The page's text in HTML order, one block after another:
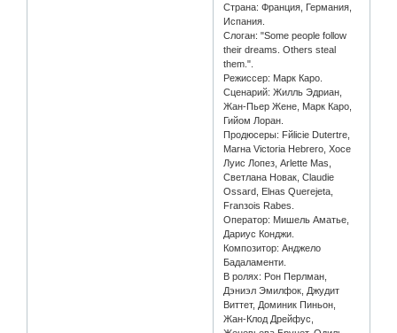
Страна: Франция, Германия,
Испания.
Слоган: "Some people follow
their dreams. Others steal
them.".
Режиссер: Марк Каро.
Сценарий: Жилль Эдриан,
Жан-Пьер Жене, Марк Каро,
Гийом Лоран.
Продюсеры: Fйlicie Dutertre,
Marнa Victoria Hebrero, Хосе
Луис Лопез, Arlette Mas,
Светлана Новак, Claudie
Ossard, Elнas Querejeta,
Franзois Rabes.
Оператор: Мишель Аматье,
Дариус Конджи.
Композитор: Анджело
Бадаламенти.
В ролях: Рон Перлман,
Дэниэл Эмилфок, Джудит
Виттет, Доминик Пиньон,
Жан-Клод Дрейфус,